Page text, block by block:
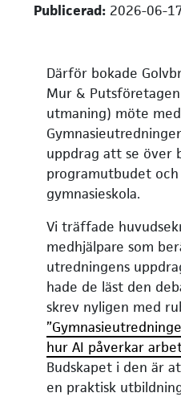
Publicerad: 2026-06-
Därför bokade
Mur &
utmaning) möte
uppdrag att se över
programutbudet
gymnasieskola.
Vi träffade
medhjälpare som
utredningens
hade de läst den
skrev nyligen med
hur AI påverkar
Budskapet i den är
en praktisk